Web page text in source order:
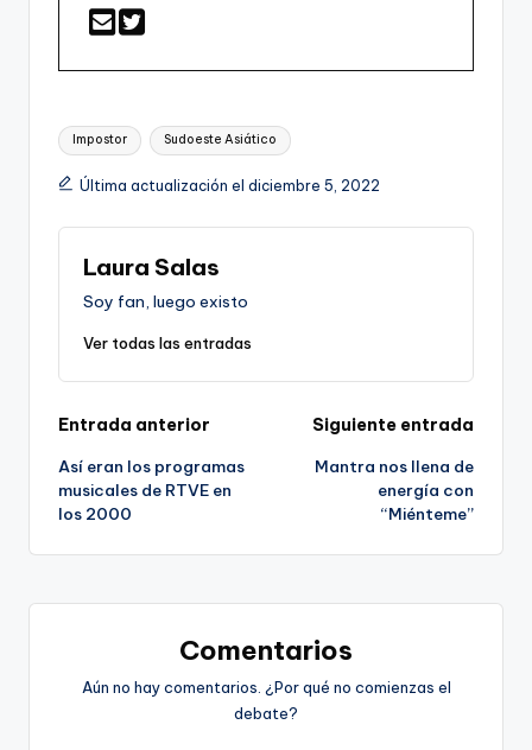
Etiquetas:
Impostor Sudoeste Asiático
Última actualización el diciembre 5, 2022
Laura Salas
Soy fan, luego existo
Ver todas las entradas
Navegación
de
entradas
Entrada anterior
Así eran los programas
musicales de RTVE en
los 2000
Siguiente entrada
Mantra nos llena de
energía con
“Miénteme”
Comentarios
Aún no hay comentarios. ¿Por qué no comienzas el
debate?